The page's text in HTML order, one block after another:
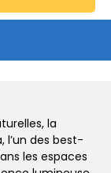
la
l’un des best-
les espaces